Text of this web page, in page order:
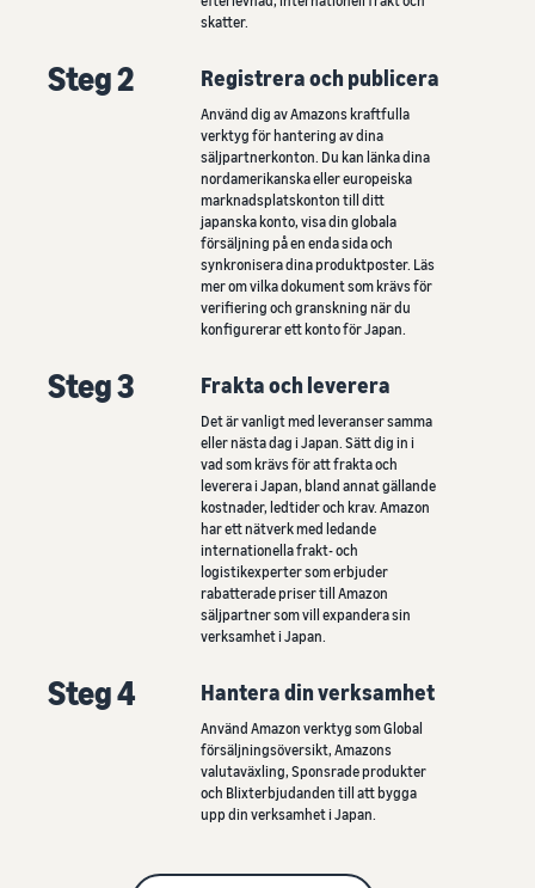
skatter.
Steg 2 Registrera och publicera
Använd dig av Amazons kraftfulla
verktyg för hantering av dina
säljpartnerkonton. Du kan länka dina
nordamerikanska eller europeiska
marknadsplatskonton till ditt
japanska konto, visa din globala
försäljning på en enda sida och
synkronisera dina produktposter. Läs
mer om vilka dokument som krävs för
verifiering och granskning när du
konfigurerar ett konto för Japan.
Steg 3 Frakta och leverera
Det är vanligt med leveranser samma
eller nästa dag i Japan. Sätt dig in i
vad som krävs för att frakta och
leverera i Japan, bland annat gällande
kostnader, ledtider och krav. Amazon
har ett nätverk med ledande
internationella frakt- och
logistikexperter som erbjuder
rabatterade priser till Amazon
säljpartner som vill expandera sin
verksamhet i Japan.
Steg 4 Hantera din verksamhet
Använd Amazon verktyg som Global
försäljningsöversikt, Amazons
valutaväxling, Sponsrade produkter
och Blixterbjudanden till att bygga
upp din verksamhet i Japan.